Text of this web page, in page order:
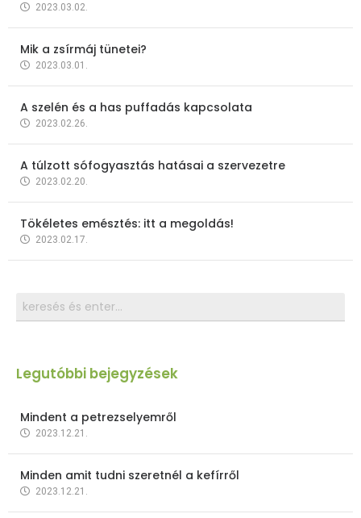
2023.03.02.
Mik a zsírmáj tünetei?
2023.03.01.
A szelén és a has puffadás kapcsolata
2023.02.26.
A túlzott sófogyasztás hatásai a szervezetre
2023.02.20.
Tökéletes emésztés: itt a megoldás!
2023.02.17.
Legutóbbi bejegyzések
Mindent a petrezselyemről
2023.12.21.
Minden amit tudni szeretnél a kefírről
2023.12.21.